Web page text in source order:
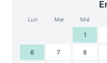
Lun Mar Mié
1
6 7 8